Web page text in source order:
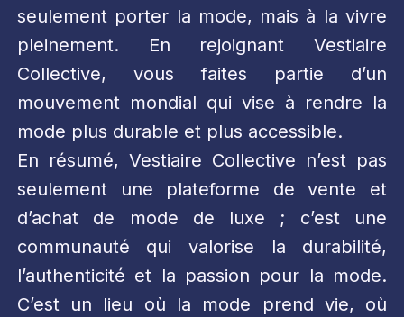
seulement porter la mode, mais à la vivre
pleinement. En rejoignant Vestiaire
Collective, vous faites partie d’un
mouvement mondial qui vise à rendre la
mode plus durable et plus accessible.
En résumé, Vestiaire Collective n’est pas
seulement une plateforme de vente et
d’achat de mode de luxe ; c’est une
communauté qui valorise la durabilité,
l’authenticité et la passion pour la mode.
C’est un lieu où la mode prend vie, où